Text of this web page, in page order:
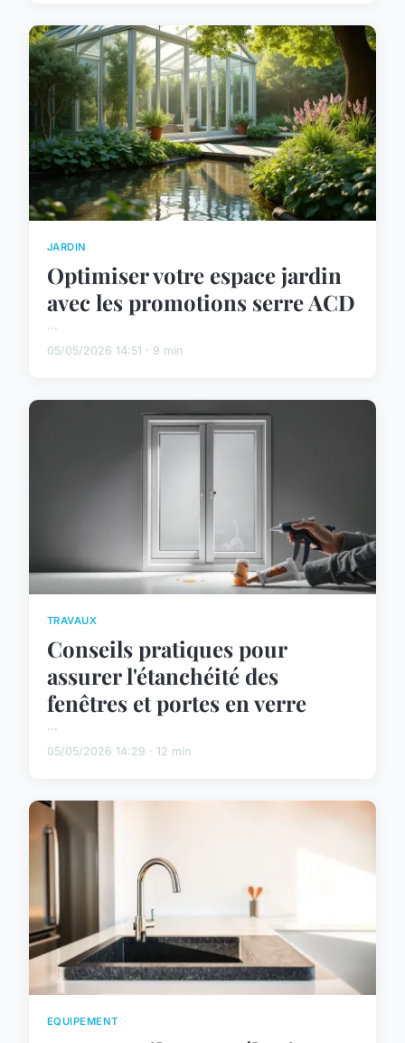
JARDIN
Optimiser votre espace jardin
avec les promotions serre ACD
...
05/05/2026 14:51 · 9 min
TRAVAUX
Conseils pratiques pour
assurer l'étanchéité des
fenêtres et portes en verre
...
05/05/2026 14:29 · 12 min
EQUIPEMENT